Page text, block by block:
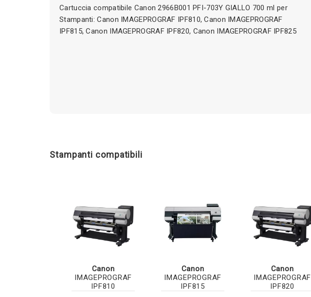
Cartuccia compatibile Canon 2966B001 PFI-703Y GIALLO 700 ml per
Stampanti: Canon IMAGEPROGRAF IPF810, Canon IMAGEPROGRAF
IPF815, Canon IMAGEPROGRAF IPF820, Canon IMAGEPROGRAF IPF825
Stampanti compatibili
Canon
IMAGEPROGRAF
IPF810
Canon
IMAGEPROGRAF
IPF815
Canon
IMAGEPROGRAF
IPF820